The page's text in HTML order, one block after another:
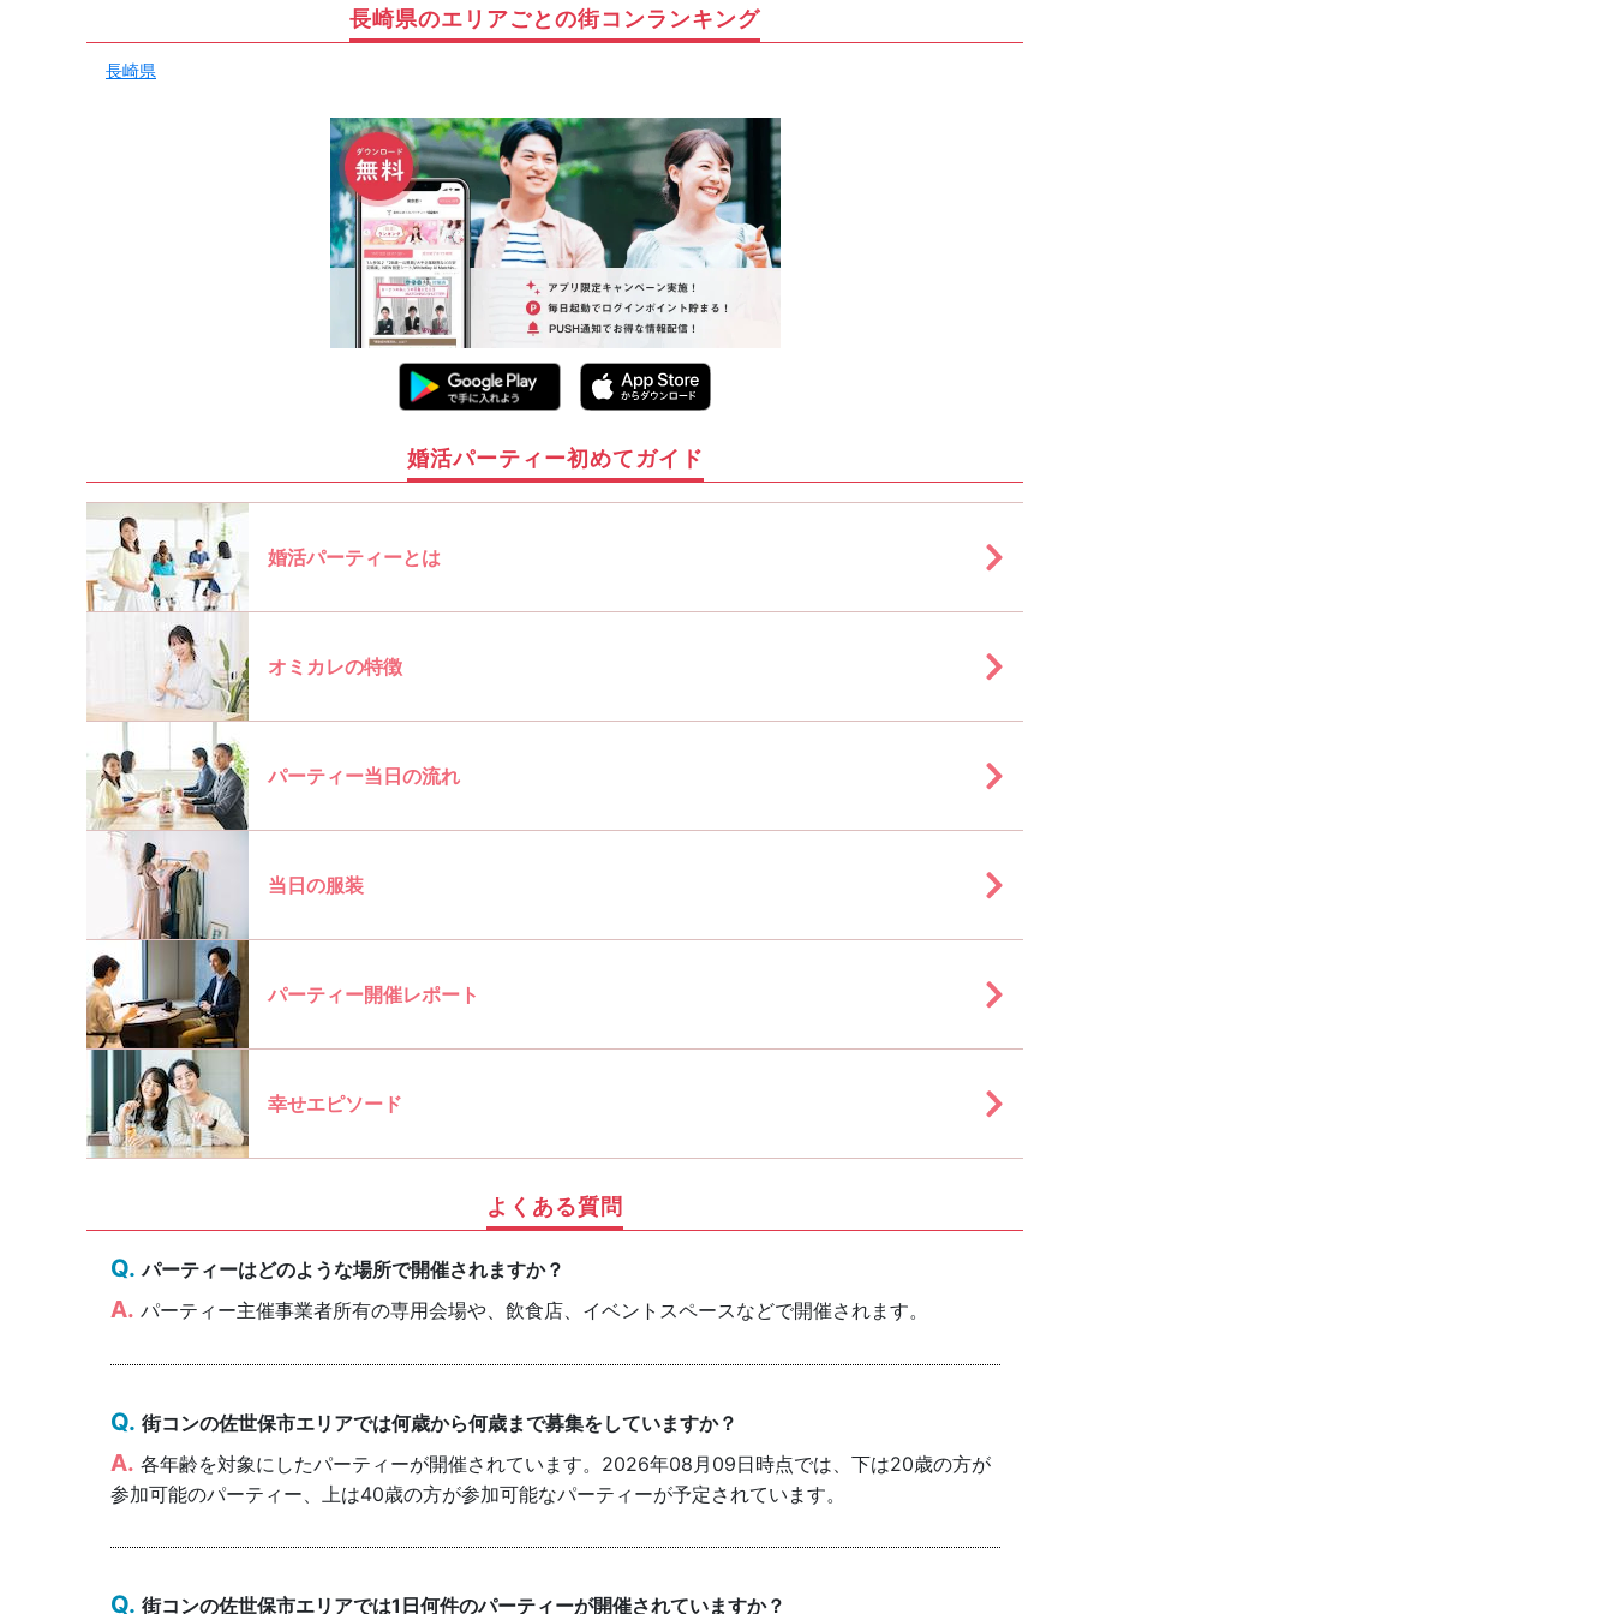
長崎県のエリアごとの街コンランキング
長崎県
婚活パーティー初めてガイド
婚活パーティーとは
オミカレの特徴
パーティー当日の流れ
当日の服装
パーティー開催レポート
幸せエピソード
よくある質問
パーティーはどのような場所で開催されますか？
パーティー主催事業者所有の専用会場や、飲食店、イベントスペースなどで開催されます。
街コンの佐世保市エリアでは何歳から何歳まで募集をしていますか？
各年齢を対象にしたパーティーが開催されています。2026年08月09日時点では、下は20歳の方が
参加可能のパーティー、上は40歳の方が参加可能なパーティーが予定されています。
街コンの佐世保市エリアでは1日何件のパーティーが開催されていますか？